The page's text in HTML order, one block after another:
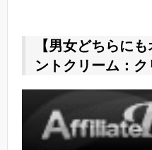
【男女どちらに
ントクリーム：ク